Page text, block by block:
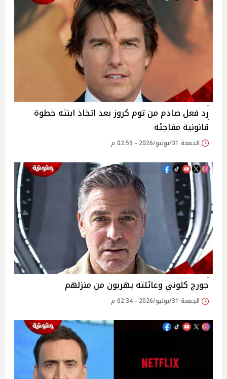
رد فعل صادم من توم كروز بعد اتخاذ ابنته خطوة
قانونية مفاجئة
الجمعة 31/يوليو/2026 - 02:59 م
جورج كلوني وعائلته يهربون من منزلهم
الجمعة 31/يوليو/2026 - 02:34 م